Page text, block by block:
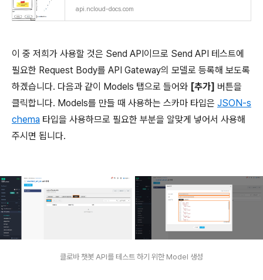
api.ncloud-docs.com
이 중 저희가 사용할 것은 Send API이므로 Send API 테스트에
필요한 Request Body를 API Gateway의 모델로 등록해 보도록
하겠습니다. 다음과 같이 Models 탭으로 들어와 [추가] 버튼을
클릭합니다. Models를 만들 때 사용하는 스카마 타입은 JSON-s
chema 타입을 사용하므로 필요한 부분을 알맞게 넣어서 사용해
주시면 됩니다.
클로바 챗봇 API를 테스트 하기 위한 Model 생성